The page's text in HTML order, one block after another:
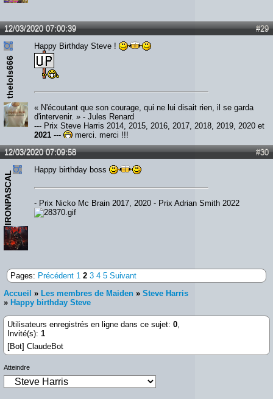
#29
12/03/2020 07:00:39
thelols666
Happy Birthday Steve !
« N'écoutant que son courage, qui ne lui disait rien, il se garda
d'intervenir. » - Jules Renard
--- Prix Steve Harris 2014, 2015, 2016, 2017, 2018, 2019, 2020 et
2021 ---
merci, merci !!!
#30
12/03/2020 07:09:58
IRONPASCAL
Happy birthday boss
- Prix Nicko Mc Brain 2017, 2020 - Prix Adrian Smith 2022
Pages: Précédent 1 2 3 4 5 Suivant
Accueil » Les membres de Maiden » Steve Harris
» Happy birthday Steve
Utilisateurs enregistrés en ligne dans ce sujet: 0
Invité(s): 1
[Bot] ClaudeBot
Atteindre